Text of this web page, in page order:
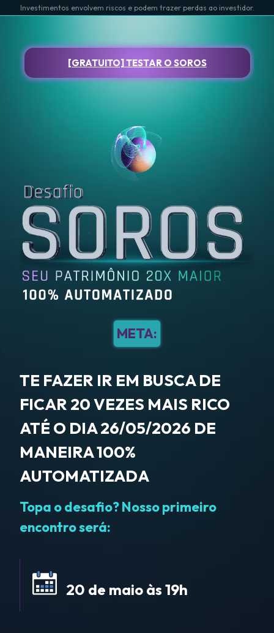
Investimentos envolvem riscos e podem trazer perdas ao investidor.
[GRATUITO] TESTAR O SOROS
META:
TE FAZER IR EM BUSCA DE
FICAR 20 VEZES MAIS RICO
ATÉ O DIA 26/05/2026 DE
MANEIRA 100%
AUTOMATIZADA
Topa o desafio? Nosso primeiro
encontro será:
20 de maio às 19h